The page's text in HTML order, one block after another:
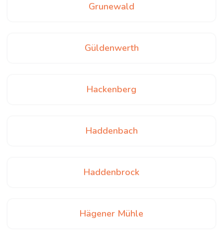
Grunewald
Güldenwerth
Hackenberg
Haddenbach
Haddenbrock
Hägener Mühle